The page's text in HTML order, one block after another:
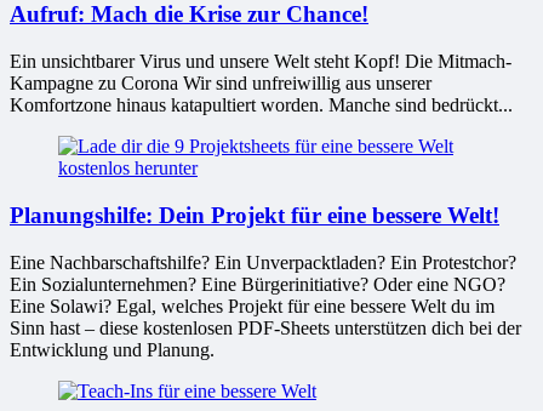
Aufruf: Mach die Krise zur Chance!
Ein unsichtbarer Virus und unsere Welt steht Kopf! Die Mitmach-
Kampagne zu Corona Wir sind unfreiwillig aus unserer
Komfortzone hinaus katapultiert worden. Manche sind bedrückt...
Planungshilfe: Dein Projekt für eine bessere Welt!
Eine Nachbarschaftshilfe? Ein Unverpacktladen? Ein Protestchor?
Ein Sozialunternehmen? Eine Bürgerinitiative? Oder eine NGO?
Eine Solawi? Egal, welches Projekt für eine bessere Welt du im
Sinn hast – diese kostenlosen PDF-Sheets unterstützen dich bei der
Entwicklung und Planung.